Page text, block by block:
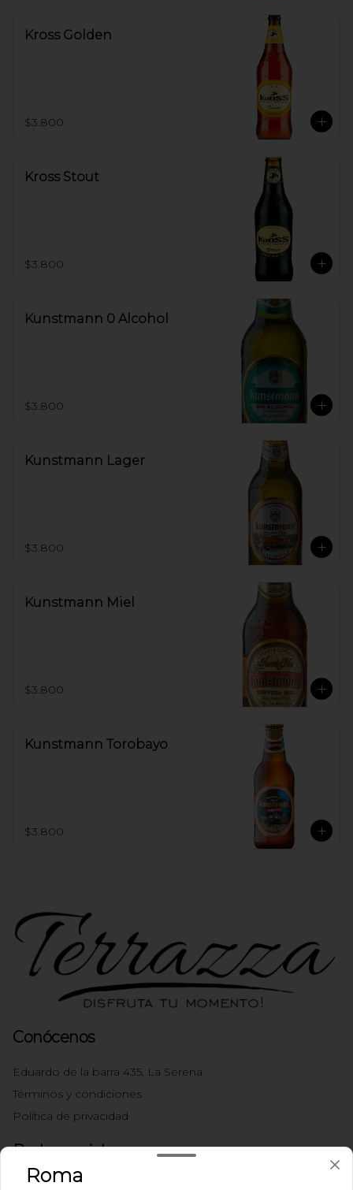
Kross Golden
$3.800
Kross Stout
$3.800
Kunstmann 0 Alcohol
$3.800
Kunstmann Lager
$3.800
Kunstmann Miel
$3.800
Kunstmann Torobayo
$3.800
Conócenos
Eduardo de la barra 435, La Serena.
Términos y condiciones
Política de privacidad
Redes sociales
Instagram
Roma